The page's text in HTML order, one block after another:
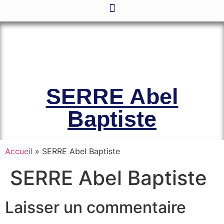
SERRE Abel
Baptiste
Accueil » SERRE Abel Baptiste
SERRE Abel Baptiste
Laisser un commentaire